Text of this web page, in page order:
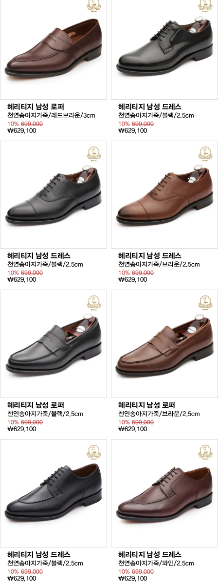
헤리티지 남성 로퍼
천연송아지가죽/레드브라운/3cm
10% 699,000
₩629,100
헤리티지 남성 드레스
천연송아지가죽/블랙/2.5cm
10%699,000
₩629,100
헤리티지 남성 드레스
천연송아지가죽/블랙/2.5cm
10% 699,000
₩629,100
헤리티지 남성 드레스
천연송아지가죽/브라운/2.5cm
10%699,000
₩629,100
헤리티지 남성 로퍼
천연송아지가죽/블랙/2.5cm
10% 699,000
₩629,100
헤리티지 남성 로퍼
천연송아지가죽/브라운/2.5cm
10%699,000
₩629,100
헤리티지 남성 드레스
천연송아지가죽/블랙/2.5cm
10% 699,000
₩629,100
헤리티지 남성 드레스
천연송아지가죽/와인/2.5cm
10%699,000
₩629,100